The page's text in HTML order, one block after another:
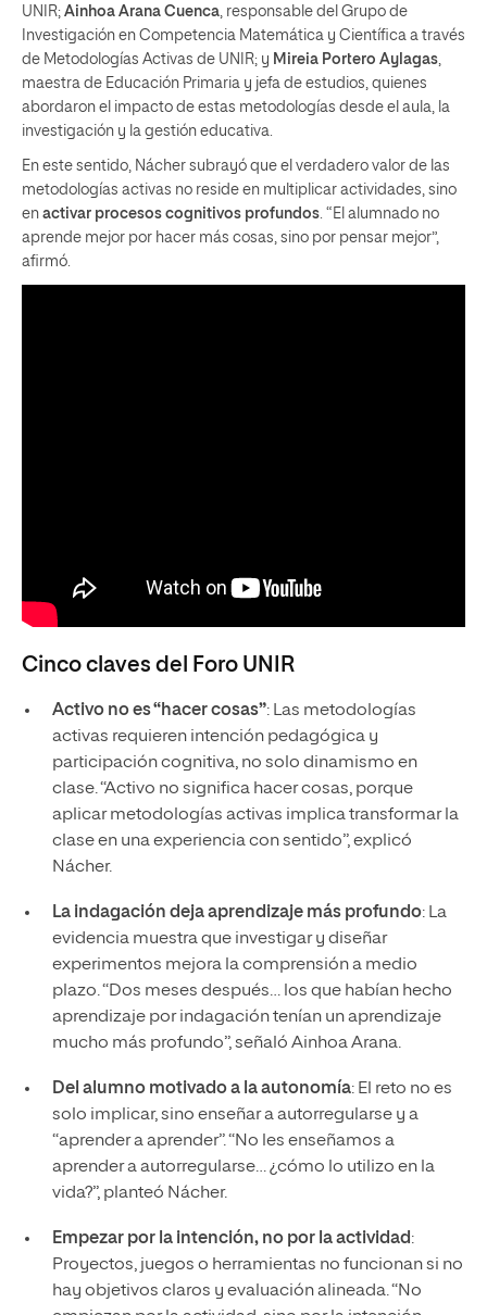
UNIR; Ainhoa Arana Cuenca , responsable del Grupo de
Investigación en Competencia Matemática y Científica a través
de Metodologías Activas de UNIR; y Mireia Portero Aylagas
maestra de Educación Primaria y jefa de estudios, quienes
abordaron el impacto de estas metodologías desde el aula, la
investigación y la gestión educativa.
En este sentido, Nácher subrayó que el verdadero valor de las
metodologías activas no reside en multiplicar actividades, sino
en activar procesos cognitivos profundos . “El alumnado no
aprende mejor por hacer más cosas, sino por pensar mejor”,
afirmó.
Cinco claves del Foro UNIR
Activo no es “hacer cosas”: Las metodologías
activas requieren intención pedagógica y
participación cognitiva, no solo dinamismo en
clase. “Activo no significa hacer cosas, porque
aplicar metodologías activas implica transformar la
clase en una experiencia con sentido”, explicó
Nácher.
La indagación deja aprendizaje más profundo: La
evidencia muestra que investigar y diseñar
experimentos mejora la comprensión a medio
plazo. “Dos meses después… los que habían hecho
aprendizaje por indagación tenían un aprendizaje
mucho más profundo”, señaló Ainhoa Arana.
Del alumno motivado a la autonomía: El reto no es
solo implicar, sino enseñar a autorregularse y a
“aprender a aprender”. “No les enseñamos a
aprender a autorregularse… ¿cómo lo utilizo en la
vida?”, planteó Nácher.
Empezar por la intención, no por la actividad:
Proyectos, juegos o herramientas no funcionan si no
hay objetivos claros y evaluación alineada. “No